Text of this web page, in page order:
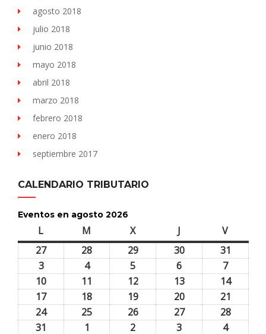
agosto 2018
julio 2018
junio 2018
mayo 2018
abril 2018
marzo 2018
febrero 2018
enero 2018
septiembre 2017
CALENDARIO TRIBUTARIO
Eventos en agosto 2026
L M Xmiércoles J Vviernes
2727
28 2929
2026
3030
2026
31
2026
33
agosto,
2026
44
agosto,
2026
5
agosto,
2026
6
agosto,
2026
77
agosto,
2026
10
agosto,
2026
11 1212
agosto,
2026
1313
agosto,
2026
1414
2026
1717
agosto,
18 1919
agosto,
2020
agosto,
21
agosto,
2424
25 2626
2727
2828
31 1 2 3 44